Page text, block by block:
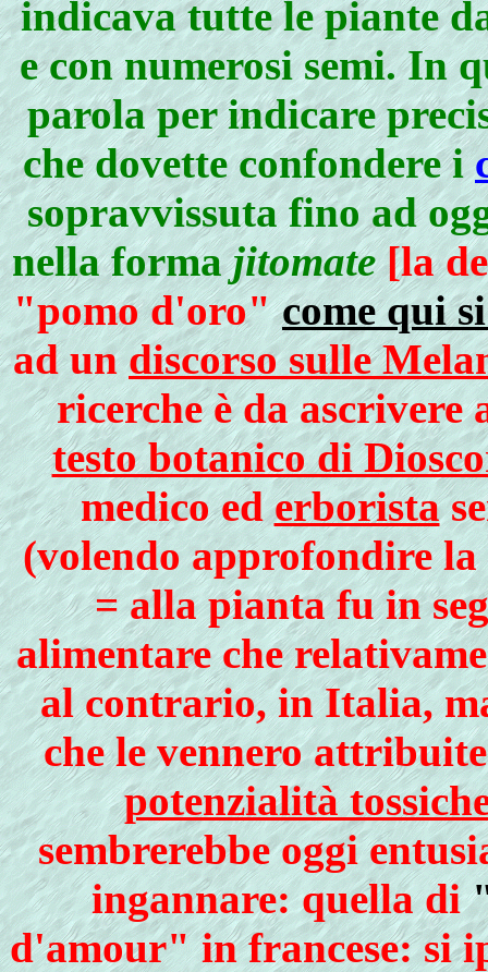
indicava tutte le piante
e con numerosi semi. In
parola per indicare
che dovette confondere i
sopravvissuta fino ad
nella formajitomate [la
"pomo d'oro"come qui
ad undiscorso sulle
ricerche è da ascrivere
testo botanico di
medico ederborista
(volendo approfondire la
= alla pianta fu in
alimentare che
al contrario, in Italia,
che le vennero
potenzialità
sembrerebbe oggi
ingannare: quella di
d'amour" in francese: si